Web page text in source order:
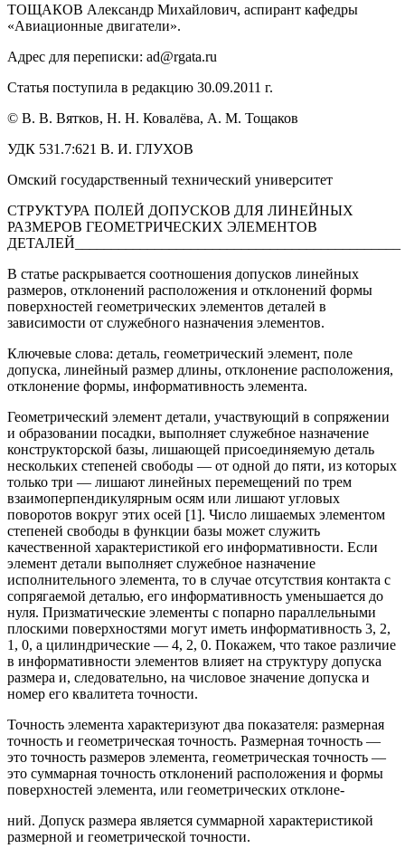
ТОЩАКОВ Александр Михайлович, аспирант кафедры
«Авиационные двигатели».
Адрес для переписки: ad@rgata.ru
Статья поступила в редакцию 30.09.2011 г.
© В. В. Вятков, Н. Н. Ковалёва, А. М. Тощаков
УДК 531.7:621 В. И. ГЛУХОВ
Омский государственный технический университет
СТРУКТУРА ПОЛЕЙ ДОПУСКОВ ДЛЯ ЛИНЕЙНЫХ
РАЗМЕРОВ ГЕОМЕТРИЧЕСКИХ ЭЛЕМЕНТОВ
ДЕТАЛЕЙ_____________________________________________
В статье раскрывается соотношения допусков линейных
размеров, отклонений расположения и отклонений формы
поверхностей геометрических элементов деталей в
зависимости от служебного назначения элементов.
Ключевые слова: деталь, геометрический элемент, поле
допуска, линейный размер длины, отклонение расположения,
отклонение формы, информативность элемента.
Геометрический элемент детали, участвующий в сопряжении
и образовании посадки, выполняет служебное назначение
конструкторской базы, лишающей присоединяемую деталь
нескольких степеней свободы — от одной до пяти, из которых
только три — лишают линейных перемещений по трем
взаимоперпендикулярным осям или лишают угловых
поворотов вокруг этих осей [1]. Число лишаемых элементом
степеней свободы в функции базы может служить
качественной характеристикой его информативности. Если
элемент детали выполняет служебное назначение
исполнительного элемента, то в случае отсутствия контакта с
сопрягаемой деталью, его информативность уменьшается до
нуля. Призматические элементы с попарно параллельными
плоскими поверхностями могут иметь информативность 3, 2,
1, 0, а цилиндрические — 4, 2, 0. Покажем, что такое различие
в информативности элементов влияет на структуру допуска
размера и, следовательно, на числовое значение допуска и
номер его квалитета точности.
Точность элемента характеризуют два показателя: размерная
точность и геометрическая точность. Размерная точность —
это точность размеров элемента, геометрическая точность —
это суммарная точность отклонений расположения и формы
поверхностей элемента, или геометрических отклоне-
ний. Допуск размера является суммарной характеристикой
размерной и геометрической точности.